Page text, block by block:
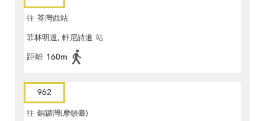
往 荃灣西站
菲林明道, 軒尼詩道 站
距離 160m
962
往 銅鑼灣(摩頓臺)